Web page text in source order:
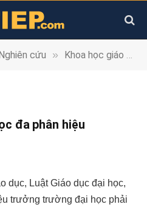
cứu » Khoa học giáo dục
đa phân hiệu
dục, Luật Giáo dục đại học,
trưởng trường đại học phải